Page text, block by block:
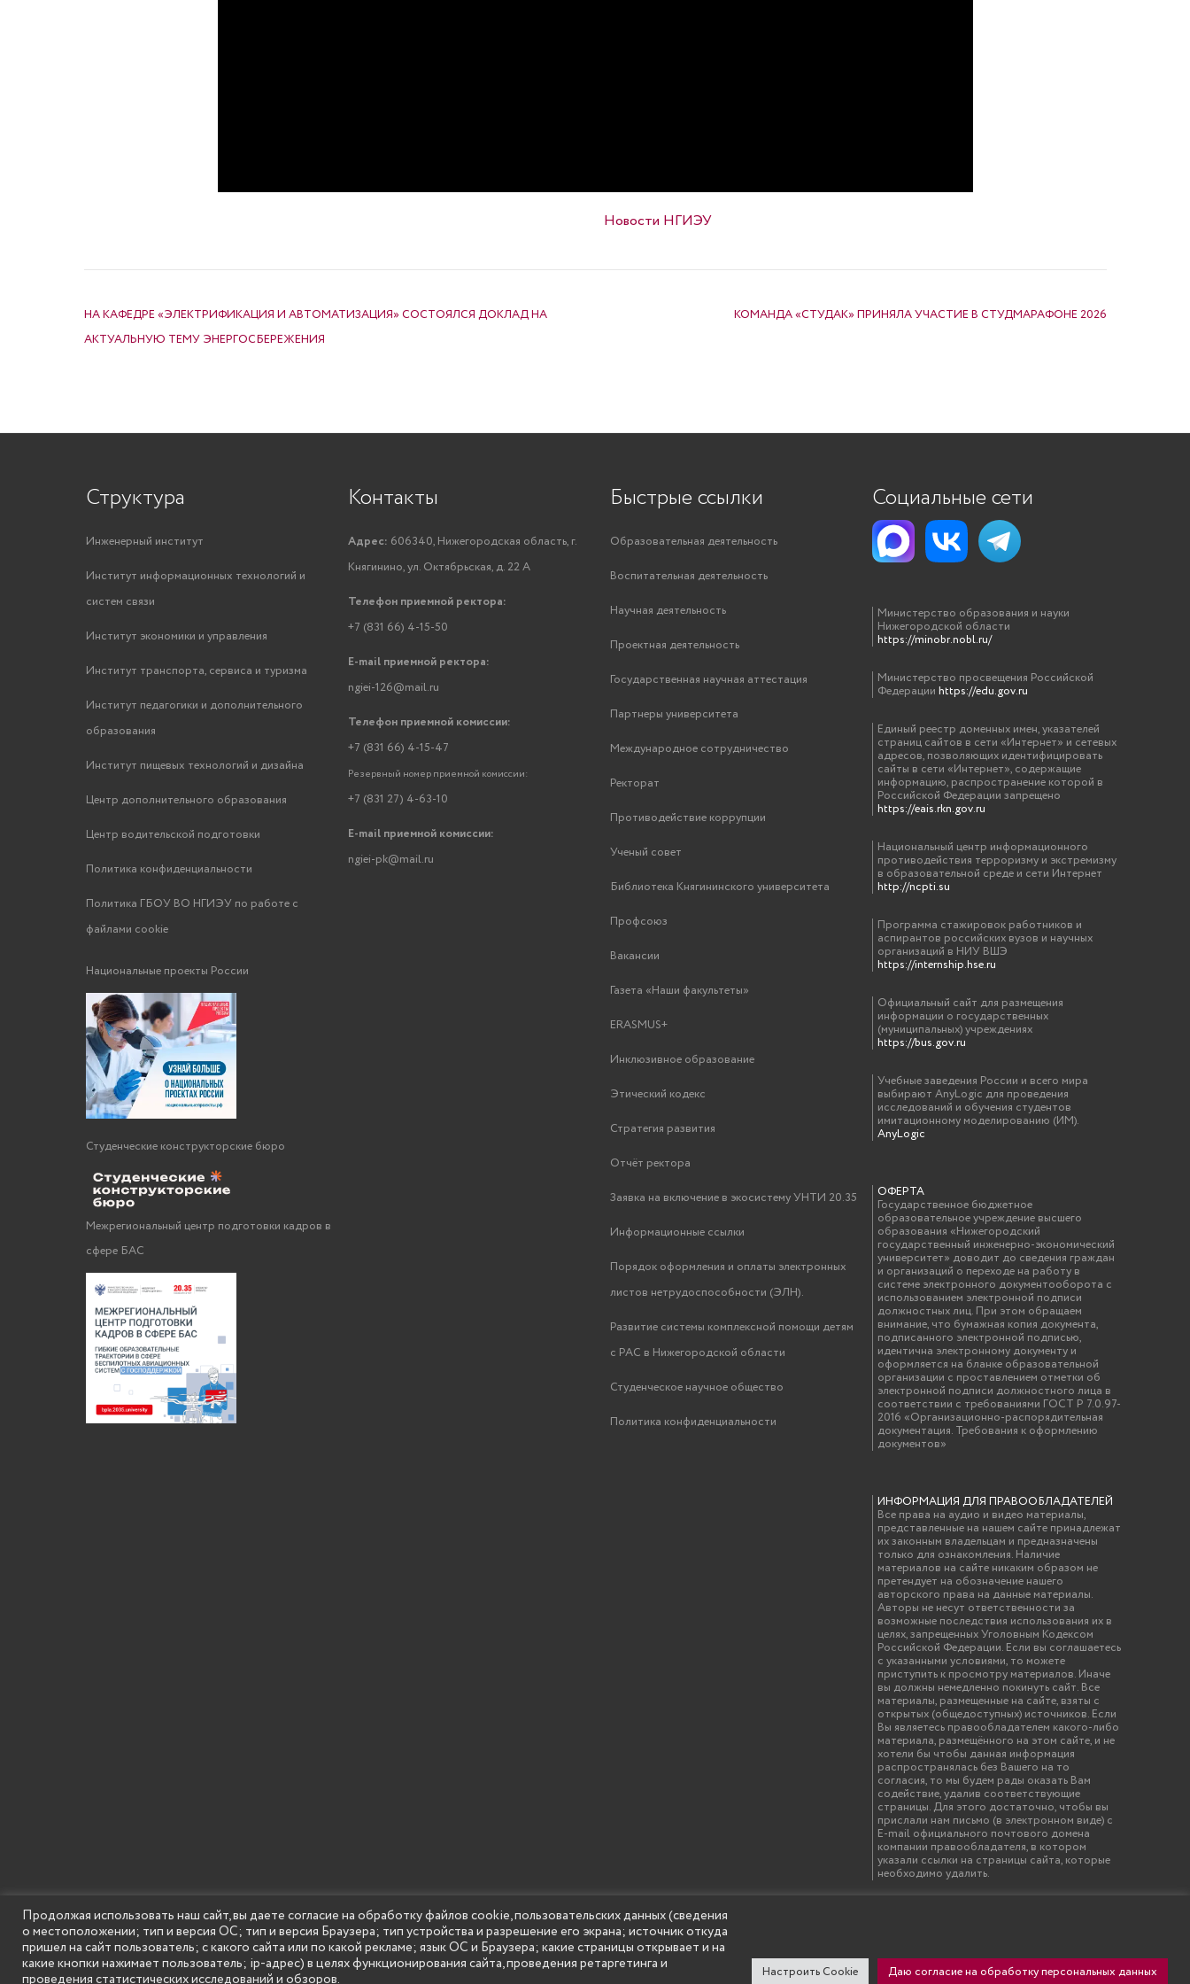
Новости НГИЭУ
НА КАФЕДРЕ «ЭЛЕКТРИФИКАЦИЯ И АВТОМАТИЗАЦИЯ» СОСТОЯЛСЯ ДОКЛАД НА
АКТУАЛЬНУЮ ТЕМУ ЭНЕРГОСБЕРЕЖЕНИЯ
КОМАНДА «СТУДАК» ПРИНЯЛА УЧАСТИЕ В СТУДМАРАФОНЕ 2026
Структура
Инженерный институт
Институт информационных технологий и
систем связи
Институт экономики и управления
Институт транспорта, сервиса и туризма
Институт педагогики и дополнительного
образования
Институт пищевых технологий и дизайна
Центр дополнительного образования
Центр водительской подготовки
Политика конфиденциальности
Политика ГБОУ ВО НГИЭУ по работе с
файлами cookie
Национальные проекты России
Студенческие конструкторские бюро
Межрегиональный центр подготовки кадров в
сфере БАС
Контакты
Адрес: 606340, Нижегородская область, г.
Княгинино, ул. Октябрьская, д. 22 А
Телефон приемной ректора:
+7 (831 66) 4-15-50
E-mail приемной ректора:
ngiei-126@mail.ru
Телефон приемной комиссии:
+7 (831 66) 4-15-47
Резервный номер приемной комиссии:
+7 (831 27) 4-63-10
E-mail приемной комиссии:
ngiei-pk@mail.ru
Быстрые ссылки
Образовательная деятельность
Воспитательная деятельность
Научная деятельность
Проектная деятельность
Государственная научная аттестация
Партнеры университета
Международное сотрудничество
Ректорат
Противодействие коррупции
Ученый совет
Библиотека Княгининского университета
Профсоюз
Вакансии
Газета «Наши факультеты»
ERASMUS+
Инклюзивное образование
Этический кодекс
Стратегия развития
Отчёт ректора
Заявка на включение в экосистему УНТИ 20.35
Информационные ссылки
Порядок оформления и оплаты электронных
листов нетрудоспособности (ЭЛН).
Развитие системы комплексной помощи детям
с РАС в Нижегородской области
Студенческое научное общество
Политика конфиденциальности
Социальные сети
Министерство образования и науки
Нижегородской области
https://minobr.nobl.ru/
Министерство просвещения Российской
Федерации https://edu.gov.ru
Единый реестр доменных имен, указателей
страниц сайтов в сети «Интернет» и сетевых
адресов, позволяющих идентифицировать
сайты в сети «Интернет», содержащие
информацию, распространение которой в
Российской Федерации запрещено
https://eais.rkn.gov.ru
Национальный центр информационного
противодействия терроризму и экстремизму
в образовательной среде и сети Интернет
http://ncpti.su
Программа стажировок работников и
аспирантов российских вузов и научных
организаций в НИУ ВШЭ
https://internship.hse.ru
Официальный сайт для размещения
информации о государственных
(муниципальных) учреждениях
https://bus.gov.ru
Учебные заведения России и всего мира
выбирают AnyLogic для проведения
исследований и обучения студентов
имитационному моделированию (ИМ).
AnyLogic
ОФЕРТА
Государственное бюджетное
образовательное учреждение высшего
образования «Нижегородский
государственный инженерно-экономический
университет» доводит до сведения граждан
и организаций о переходе на работу в
системе электронного документооборота с
использованием электронной подписи
должностных лиц. При этом обращаем
внимание, что бумажная копия документа,
подписанного электронной подписью,
идентична электронному документу и
оформляется на бланке образовательной
организации с проставлением отметки об
электронной подписи должностного лица в
соответствии с требованиями ГОСТ Р 7.0.97-
2016 «Организационно-распорядительная
документация. Требования к оформлению
документов»
ИНФОРМАЦИЯ ДЛЯ ПРАВООБЛАДАТЕЛЕЙ
Все права на аудио и видео материалы,
представленные на нашем сайте принадлежат
их законным владельцам и предназначены
только для ознакомления. Наличие
материалов на сайте никаким образом не
претендует на обозначение нашего
авторского права на данные материалы.
Авторы не несут ответственности за
возможные последствия использования их в
целях, запрещенных Уголовным Кодексом
Российской Федерации. Если вы соглашаетесь
с указанными условиями, то можете
приступить к просмотру материалов. Иначе
вы должны немедленно покинуть сайт. Все
материалы, размещенные на сайте, взяты с
открытых (общедоступных) источников. Если
Вы являетесь правообладателем какого-либо
материала, размещённого на этом сайте, и не
хотели бы чтобы данная информация
распространялась без Вашего на то
согласия, то мы будем рады оказать Вам
содействие, удалив соответствующие
страницы. Для этого достаточно, чтобы вы
прислали нам письмо (в электронном виде) с
E-mail официального почтового домена
компании правообладателя, в котором
указали ссылки на страницы сайта, которые
необходимо удалить.
SECONDARY
MENU
© Государственное бюджетное образовательное учреждение высшего образования "Нижегородский государственный инженерно-экономический университет"
(Княгининский университет) 2002 - 2026
Продолжая использовать наш сайт, вы даете согласие на обработку файлов cookie, пользовательских данных (сведения
о местоположении; тип и версия ОС; тип и версия Браузера; тип устройства и разрешение его экрана; источник откуда
пришел на сайт пользователь; с какого сайта или по какой рекламе; язык ОС и Браузера; какие страницы открывает и на
какие кнопки нажимает пользователь; ip-адрес) в целях функционирования сайта, проведения ретаргетинга и
проведения статистических исследований и обзоров.
Настроить Cookie Даю согласие на обработку персональных данных